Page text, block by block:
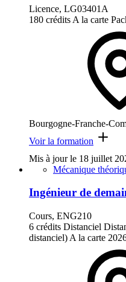
Licence, LG03401A
180 crédits A la carte
Bourgogne-Franche-
Voir la formation
Mis à jour le 18 juillet
Mécanique
Ingénieur de
Cours, ENG210
6 crédits Distanciel
distanciel) A la carte